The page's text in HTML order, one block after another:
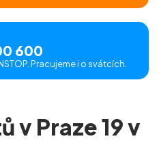
600
Pracujeme i o svátcích.
v Praze 19 v